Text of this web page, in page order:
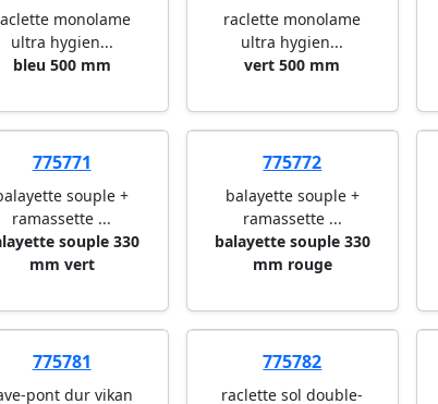
monolame
ultra hygien...
bleu 500 mm
raclette monolame
ultra hygien...
vert 500 mm
775771
souple +
ramassette ...
souple 330
mm vert
775772
balayette souple +
ramassette ...
balayette souple 330
mm rouge
775781
pont dur vikan
775782
raclette sol double-